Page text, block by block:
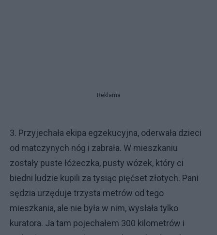
Reklama
3. Przyjechała ekipa egzekucyjna, oderwała dzieci
od matczynych nóg i zabrała. W mieszkaniu
zostały puste łóżeczka, pusty wózek, który ci
biedni ludzie kupili za tysiąc pięćset złotych. Pani
sędzia urzęduje trzysta metrów od tego
mieszkania, ale nie była w nim, wysłała tylko
kuratora. Ja tam pojechałem 300 kilometrów i